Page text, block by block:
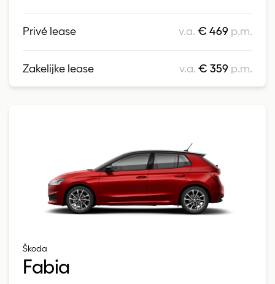
Privé lease v.a.€ 469 p.m.
Zakelijke lease v.a.€ 359 p.m.
Škoda
Fabia